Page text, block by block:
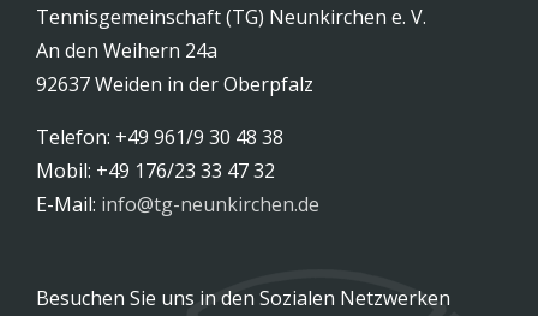
Tennisgemeinschaft (TG) Neunkirchen e. V.
An den Weihern 24a
92637 Weiden in der Oberpfalz
Telefon: +49 961/9 30 48 38
Mobil: +49 176/23 33 47 32
E-Mail: info@tg-neunkirchen.de
Besuchen Sie uns in den Sozialen Netzwerken